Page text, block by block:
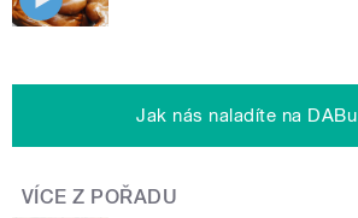
Jak nás naladíte na DABu
VÍCE Z POŘADU